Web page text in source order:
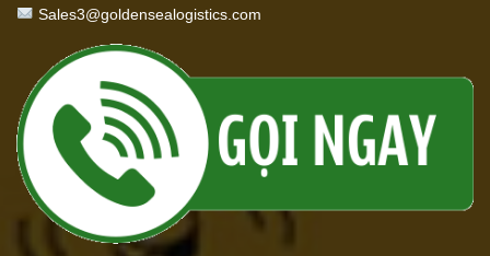
Sales3@goldensealogistics.com